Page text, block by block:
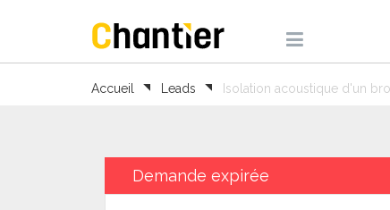
Accueil Leads Isolation acoustique d'un
Demande expirée